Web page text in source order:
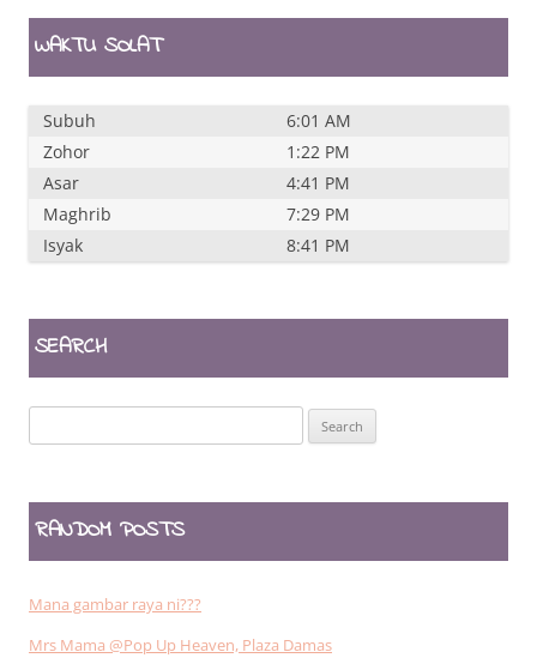
WAKTU SOLAT
Subuh
6:01 AM
Zohor
1:22 PM
Asar
4:41 PM
Maghrib
7:29 PM
Isyak
8:41 PM
SEARCH
for:
RANDOM POSTS
Mana gambar raya ni???
Mrs Mama @Pop Up Heaven, Plaza Damas